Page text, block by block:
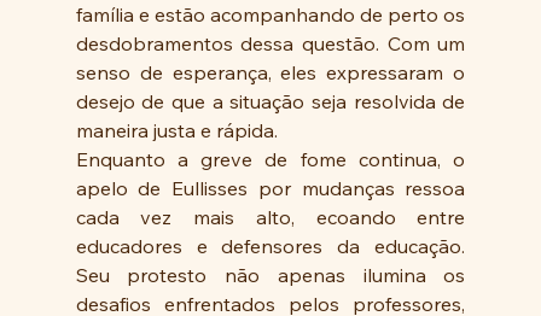
família e estão acompanhando de perto os
desdobramentos dessa questão. Com um
senso de esperança, eles expressaram o
desejo de que a situação seja resolvida de
maneira justa e rápida.
Enquanto a greve de fome continua, o
apelo de Eullisses por mudanças ressoa
cada vez mais alto, ecoando entre
educadores e defensores da educação.
Seu protesto não apenas ilumina os
desafios enfrentados pelos professores,